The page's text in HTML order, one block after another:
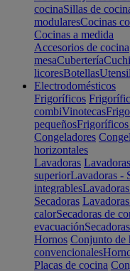
cocinaSillas de
modularesCocinas
Cocinas a medida
Accesorios de cocina
mesaCubertería
licoresBotellas
Electrodomésticos
Frigoríficos
combiVinotecas
pequeñosFrigoríficos
Congeladores
horizontales
Lavadoras
superiorLavadoras -
integrables
Secadoras
calorSecadoras de
evacuación
Hornos Conjunto de
convencionales
Placas de cocina